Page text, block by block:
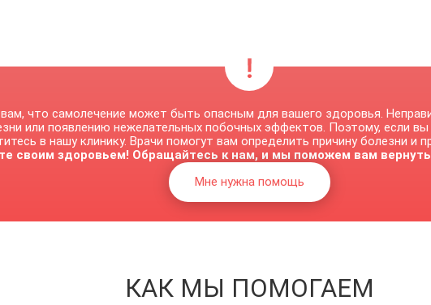
что самолечение может быть опасным для вашего здоровья.
или появлению нежелательных побочных эффектов. Поэтому, если
в нашу клинику. Врачи помогут вам определить причину болезни и
своим здоровьем! Обращайтесь к нам, и мы поможем вам
Мне нужна помощь
КАК МЫ ПОМОГАЕМ